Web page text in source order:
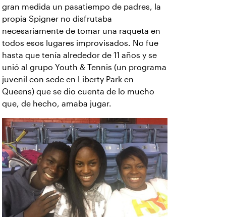
gran medida un pasatiempo de padres, la
propia Spigner no disfrutaba
necesariamente de tomar una raqueta en
todos esos lugares improvisados. No fue
hasta que tenía alrededor de 11 años y se
unió al grupo Youth & Tennis (un programa
juvenil con sede en Liberty Park en
Queens) que se dio cuenta de lo mucho
que, de hecho, amaba jugar.